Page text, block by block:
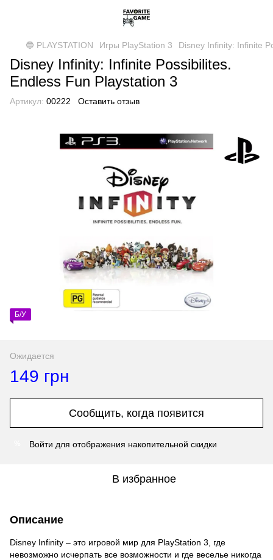
🔵 PLAYSTATION Игры PlayStation 3 Disney Infinity: Infinite
Disney Infinity: Infinite Possibilites.
Endless Fun Playstation 3
Артикул: 00222 Оставить отзыв
Б/У
Ожидается
149 грн
Сообщить, когда появится
Войти для отображения накопительной скидки
В избранное
Описание
Disney Infinity – это игровой мир для PlayStation 3, где
невозможно исчерпать все возможности и где веселье никогда